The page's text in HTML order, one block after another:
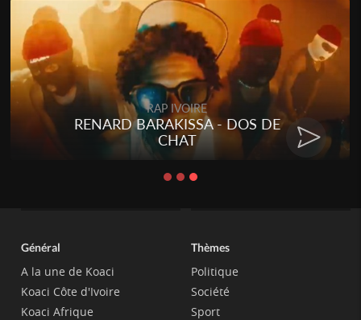
RAP IVOIRE
RENARD BARAKISSA - DOS DE
CHAT
Général
A la une de Koaci
Koaci Côte d'Ivoire
Koaci Afrique
Thèmes
Politique
Société
Sport